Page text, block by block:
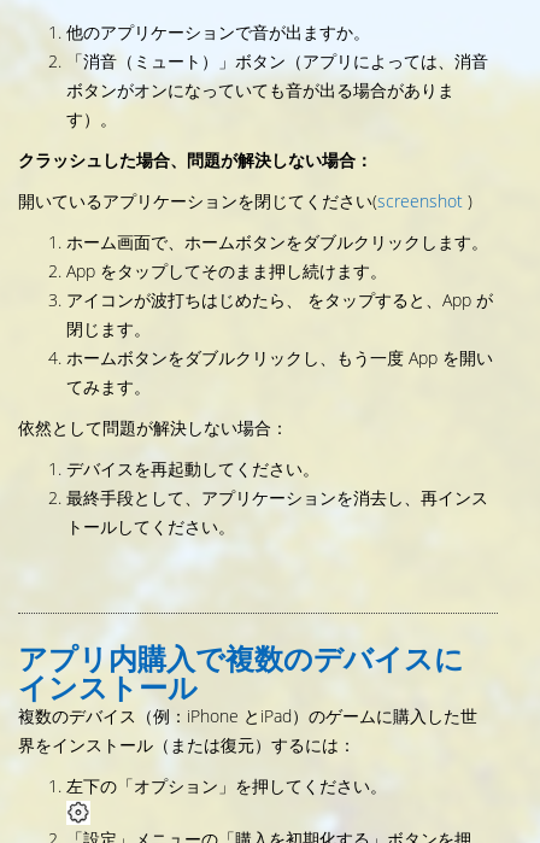
他のアプリケーションで音が出ますか。
「消音（ミュート）」ボタン（アプリによっては、消音
ボタンがオンになっていても音が出る場合がありま
す）。
クラッシュした場合、問題が解決しない場合：
開いているアプリケーションを閉じてください(screenshot )
ホーム画面で、ホームボタンをダブルクリックします。
App をタップしてそのまま押し続けます。
アイコンが波打ちはじめたら、 をタップすると、App が
閉じます。
ホームボタンをダブルクリックし、もう一度 App を開い
てみます。
依然として問題が解決しない場合：
デバイスを再起動してください。
最終手段として、アプリケーションを消去し、再インス
トールしてください。
アプリ内購入で複数のデバイスに
インストール
複数のデバイス（例：iPhone とiPad）のゲームに購入した世
界をインストール（または復元）するには：
左下の「オプション」を押してください。